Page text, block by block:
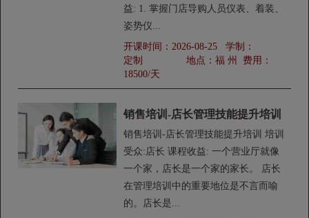
益: 1. 掌握门店导购人员仪表、着装、
姿势仪...
开课时间： 2026-08-25学制：
定制
地点： 福 州
费用：
18500/天
销售培训-店长管理技能提升培训
销售培训-店长管理技能提升培训 培训
受众:店长 课程收益: 一个营业厅就像
一个家，店长是一个家的家长。 店长
在管理培训中的重要地位是不言而喻
的。店长是...